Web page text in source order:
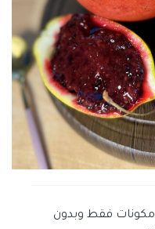
لتحضير وصفة بوظة صحية ب3 مكونات فقط وبدون